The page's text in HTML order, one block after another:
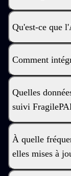
Qu'est-ce que
Comment
Quelles
suivi
À quelle
elles mises à